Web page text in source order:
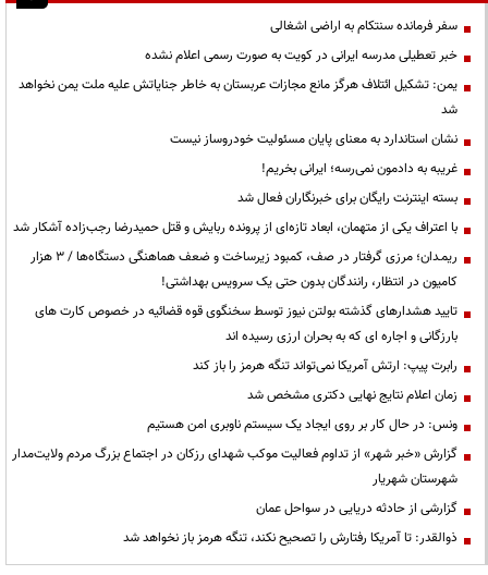
سفر فرمانده سنتکام به اراضی اشغالی
خبر تعطیلی مدرسه ایرانی در کویت به صورت رسمی اعلام نشده
یمن: تشکیل ائتلاف هرگز مانع مجازات عربستان به خاطر جنایاتش علیه ملت یمن نخواهد
شد
نشان استاندارد به معنای پایان مسئولیت خودروساز نیست
غریبه به دادمون نمی‌رسه؛ ایرانی بخریم!
بسته اینترنت رایگان برای خبرنگاران فعال شد
با اعتراف یکی از متهمان، ابعاد تازه‌ای از پرونده ربایش و قتل حمیدرضا رجب‌زاده آشکار شد
ریمـدان؛ مرزی گرفتار در صف، کمبود زیرساخت و ضعف هماهنگی دستگاه‌ها / ۳ هزار
کامیون در انتظار، رانندگان بدون حتی یک سرویس بهداشتی!
تایید هشدارهای گذشته بولتن نیوز توسط سخنگوی قوه قضائیه در خصوص کارت های
بارزگانی و اجاره ای که به بحران ارزی رسیده اند
رابرت پیپ: ارتش آمریکا نمی‌تواند تنگه هرمز را باز کند
زمان اعلام نتایج نهایی دکتری مشخص شد
ونس: در حال کار بر روی ایجاد یک سیستم ناوبری امن هستیم
گزارش «خبر شهر» از تداوم فعالیت موکب شهدای رزکان در اجتماع بزرگ مردم ولایت‌مدار
شهرستان شهریار
گزارشی از حادثه دریایی در سواحل عمان
ذوالقدر: تا آمریکا رفتارش را تصحیح نکند، تنگه هرمز باز نخواهد شد